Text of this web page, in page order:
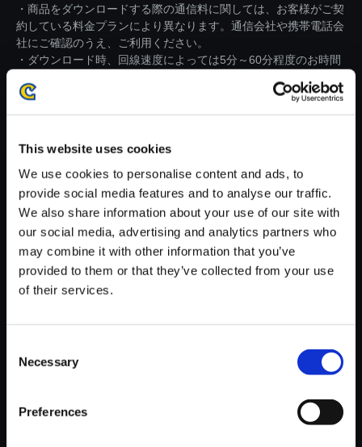
This website uses cookies
We use cookies to personalise content and ads, to
provide social media features and to analyse our traffic.
We also share information about your use of our site with
our social media, advertising and analytics partners who
may combine it with other information that you’ve
provided to them or that they’ve collected from your use
of their services.
Selection
Necessary
Preferences
・商品をダウンロードする際の通信料に関しては、お客様がご契
約している料金プランにより異なります。通信会社や携帯電話会
社にご確認のうえ、ご利用ください。
・ダウンロード時、回線速度によっては5分～60分程度のお時間
※ご購入いただいたファイルのダウンロードの際には、通信環境
【単曲】DEAD RISING Deluxe
Remaster - Cinematic Frank W
est